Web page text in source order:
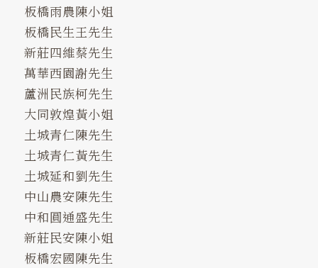
板橋雨農陳小姐
板橋民生王先生
新莊四維蔡先生
萬華西園謝先生
蘆洲民族柯先生
大同敦煌黃小姐
土城青仁陳先生
土城青仁黃先生
土城延和劉先生
中山農安陳先生
中和圓通盛先生
新莊民安陳小姐
板橋宏國陳先生